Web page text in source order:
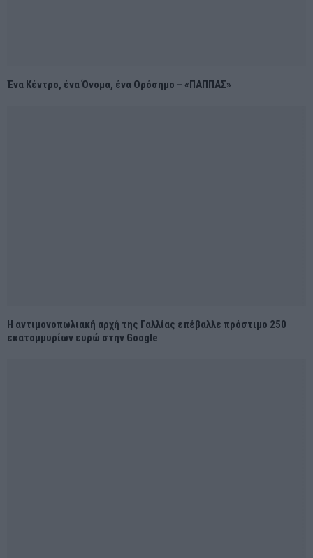
Ένα Κέντρο, ένα Όνομα, ένα Ορόσημο – «ΠΑΠΠΑΣ»
H αντιμονοπωλιακή αρχή της Γαλλίας επέβαλλε πρόστιμο 250
εκατομμυρίων ευρώ στην Google